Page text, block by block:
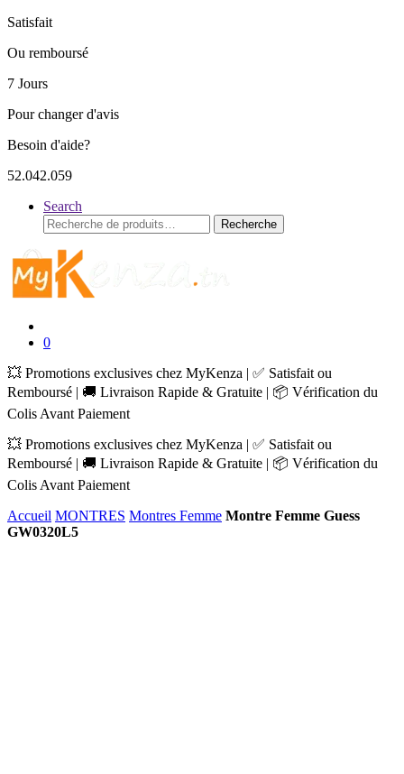
Satisfait
Ou remboursé
7 Jours
Pour changer d'avis
Besoin d'aide?
52.042.059
Search
Recherche
pour :
Recherche
0
💥 Promotions exclusives chez MyKenza | ✅ Satisfait ou
Remboursé | 🚚 Livraison Rapide & Gratuite | 📦 Vérification du
Colis Avant Paiement
💥 Promotions exclusives chez MyKenza | ✅ Satisfait ou
Remboursé | 🚚 Livraison Rapide & Gratuite | 📦 Vérification du
Colis Avant Paiement
Accueil MONTRES Montres Femme Montre Femme Guess
GW0320L5